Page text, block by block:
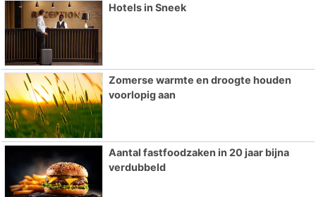
Hotels in Sneek
Zomerse warmte en droogte houden
voorlopig aan
Aantal fastfoodzaken in 20 jaar bijna
verdubbeld